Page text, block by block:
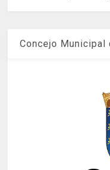
Concejo Municipal